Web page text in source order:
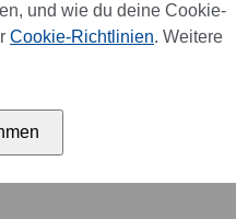
und wie du deine Cookie-
Cookie-Richtlinien. Weitere